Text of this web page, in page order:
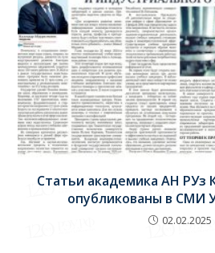
Статьи академика АН РУз
опубликованы в СМИ
02.02.2025